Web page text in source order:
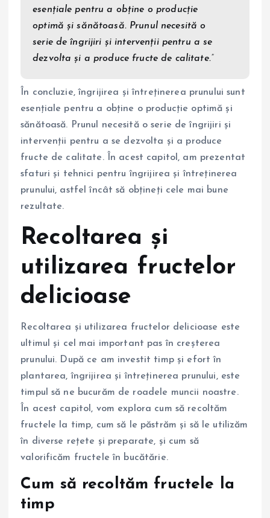
esențiale pentru a obține o producție
optimă și sănătoasă. Prunul necesită o
serie de îngrijiri și intervenții pentru a se
dezvolta și a produce fructe de calitate.”
În concluzie, îngrijirea și întreținerea prunului sunt
esențiale pentru a obține o producție optimă și
sănătoasă. Prunul necesită o serie de îngrijiri și
intervenții pentru a se dezvolta și a produce
fructe de calitate. În acest capitol, am prezentat
sfaturi și tehnici pentru îngrijirea și întreținerea
prunului, astfel încât să obțineți cele mai bune
rezultate.
Recoltarea și
utilizarea fructelor
delicioase
Recoltarea și utilizarea fructelor delicioase este
ultimul și cel mai important pas în creșterea
prunului. După ce am investit timp și efort în
plantarea, îngrijirea și întreținerea prunului, este
timpul să ne bucurăm de roadele muncii noastre.
În acest capitol, vom explora cum să recoltăm
fructele la timp, cum să le păstrăm și să le utilizăm
în diverse rețete și preparate, și cum să
valorificăm fructele în bucătărie.
Cum să recoltăm fructele la
timp